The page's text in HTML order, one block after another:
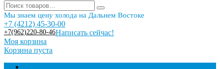
Мы знаем цену холода на Дальнем Востоке
+7 (4212) 45-30-00
+7(962)220-80-46Написать сейчас!
Моя корзина
Корзина пуста